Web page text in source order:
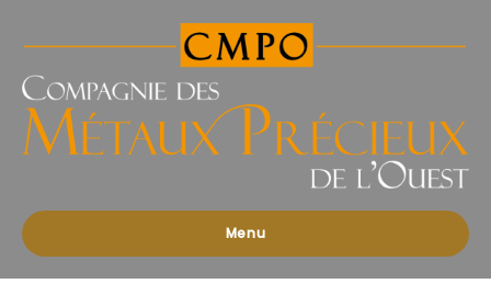
des
Précieux
l'Ouest
Menu